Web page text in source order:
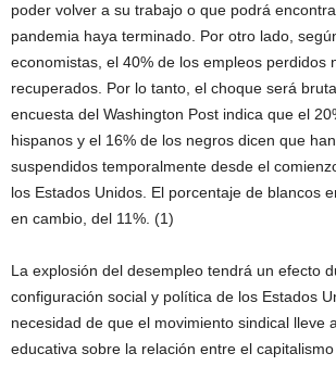
poder volver a su trabajo o que podrá
pandemia haya terminado. Por otro lado,
economistas, el 40% de los empleos perdidos
recuperados. Por lo tanto, el choque será
encuesta del Washington Post indica que el
hispanos y el 16% de los negros dicen que
suspendidos temporalmente desde el
los Estados Unidos. El porcentaje de blancos
en cambio, del 11%. (1)
La explosión del desempleo tendrá un efecto
configuración social y política de los Estados
necesidad de que el movimiento sindical lleve
educativa sobre la relación entre el